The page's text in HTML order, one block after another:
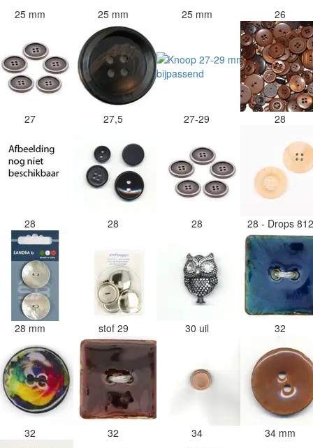
25 mm 25 mm 25 mm 26
27 27,5 27-29 28
28 28 28 28 - Drops
28 mm stof 29 30 uil 32
32 32 34 34 mm